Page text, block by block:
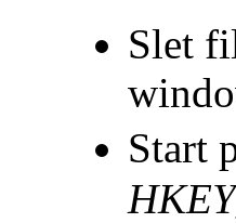
Slet
Start